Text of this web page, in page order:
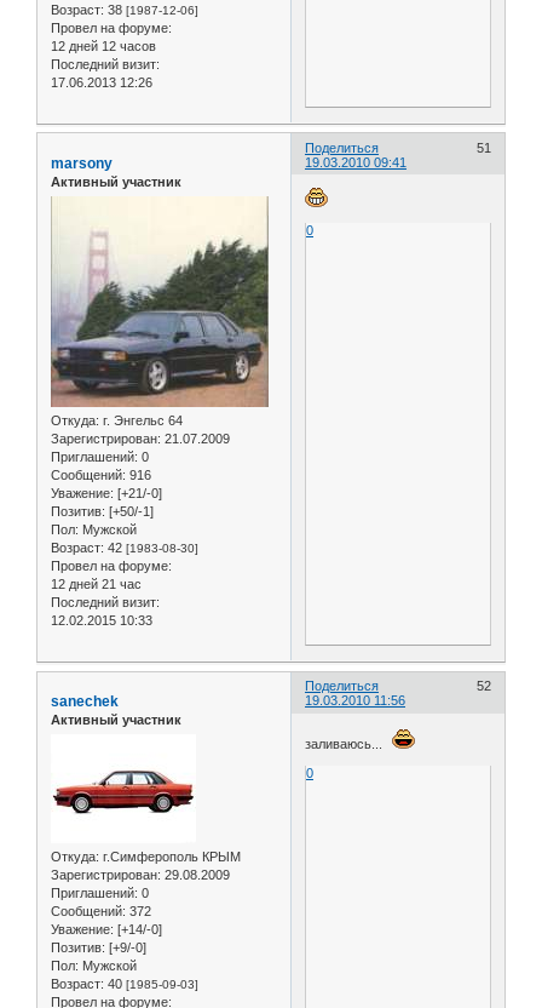
Возраст: 38 [1987-12-06]
Провел на форуме:
12 дней 12 часов
Последний визит:
17.06.2013 12:26
Поделиться
51
19.03.2010 09:41
marsony
Активный участник
Откуда: г. Энгельс 64
Зарегистрирован: 21.07.2009
Приглашений: 0
Сообщений: 916
Уважение: [+21/-0]
Позитив: [+50/-1]
Пол: Мужской
Возраст: 42 [1983-08-30]
Провел на форуме:
12 дней 21 час
Последний визит:
12.02.2015 10:33
0
Поделиться
52
19.03.2010 11:56
sanechek
Активный участник
Откуда: г.Симферополь КРЫМ
Зарегистрирован: 29.08.2009
Приглашений: 0
Сообщений: 372
Уважение: [+14/-0]
Позитив: [+9/-0]
Пол: Мужской
Возраст: 40 [1985-09-03]
Провел на форуме:
заливаюсь...
0